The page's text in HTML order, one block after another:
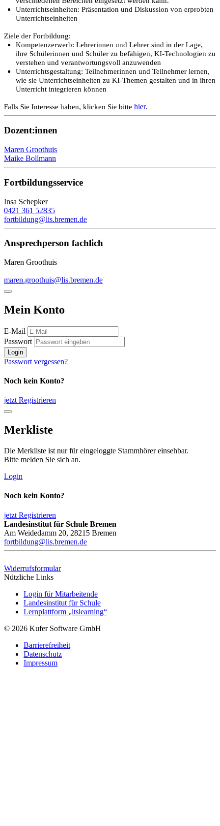
Unterrichtseinheiten: Präsentation und Diskussion von erprobten
Unterrichtseinheiten
Ziele der Fortbildung:
Kompetenzerwerb: Lehrerinnen und Lehrer sind in der Lage,
ihre Schülerinnen und Schüler zu befähigen, KI-Technologien zu
verstehen und verantwortungsvoll anzuwenden
Unterrichtsgestaltung: Teilnehmerinnen und Teilnehmer lernen,
wie sie Unterrichtseinheiten zu KI-Themen gestalten und in ihren
Unterricht integrieren können
Falls Sie Interesse haben, klicken Sie bitte hier.
Dozent:innen
Maren Groothuis
Maike Bollmann
Fortbildungsservice
Insa Schepker
0421 361 52835
fortbildung@lis.bremen.de
Ansprechperson fachlich
Maren Groothuis
maren.groothuis@lis.bremen.de
Mein Konto
E-Mail
Passwort
Login
Passwort vergessen?
Noch kein Konto?
jetzt Registrieren
Merkliste
Die Merkliste ist nur für eingeloggte Stammhörer einsehbar.
Bitte melden Sie sich an.
Login
Noch kein Konto?
jetzt Registrieren
Landesinstitut für Schule Bremen
Am Weidedamm 20, 28215 Bremen
fortbildung@lis.bremen.de
Widerrufsformular
Nützliche Links
Login für Mitarbeitende
Landesinstitut für Schule
Lernplattform „itslearning“
© 2026 Kufer Software GmbH
Barrierefreiheit
Datenschutz
Impressum